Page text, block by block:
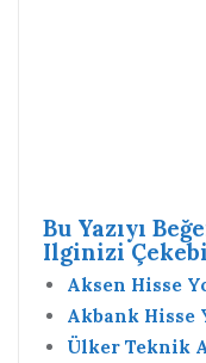
Bu Yazıyı
Ilginizi
Aksen Hisse
Akbank Hisse
Ülker Teknik